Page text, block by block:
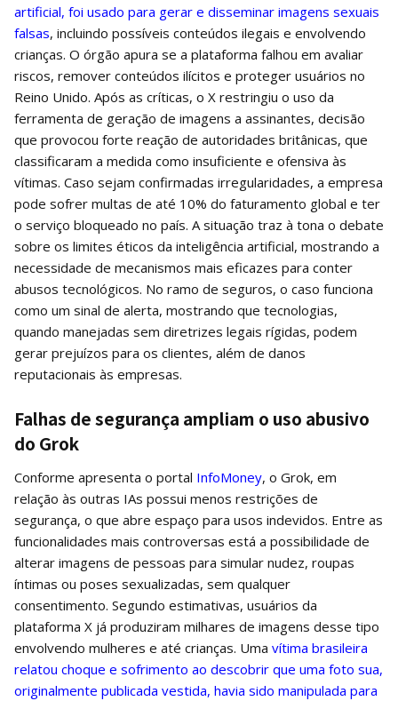
artificial, foi usado para gerar e disseminar imagens sexuais
falsas, incluindo possíveis conteúdos ilegais e envolvendo
crianças. O órgão apura se a plataforma falhou em avaliar
riscos, remover conteúdos ilícitos e proteger usuários no
Reino Unido. Após as críticas, o X restringiu o uso da
ferramenta de geração de imagens a assinantes, decisão
que provocou forte reação de autoridades britânicas, que
classificaram a medida como insuficiente e ofensiva às
vítimas. Caso sejam confirmadas irregularidades, a empresa
pode sofrer multas de até 10% do faturamento global e ter
o serviço bloqueado no país. A situação traz à tona o debate
sobre os limites éticos da inteligência artificial, mostrando a
necessidade de mecanismos mais eficazes para conter
abusos tecnológicos. No ramo de seguros, o caso funciona
como um sinal de alerta, mostrando que tecnologias,
quando manejadas sem diretrizes legais rígidas, podem
gerar prejuízos para os clientes, além de danos
reputacionais às empresas.
Falhas de segurança ampliam o uso abusivo
do Grok
Conforme apresenta o portal InfoMoney, o Grok, em
relação às outras IAs possui menos restrições de
segurança, o que abre espaço para usos indevidos. Entre as
funcionalidades mais controversas está a possibilidade de
alterar imagens de pessoas para simular nudez, roupas
íntimas ou poses sexualizadas, sem qualquer
consentimento. Segundo estimativas, usuários da
plataforma X já produziram milhares de imagens desse tipo
envolvendo mulheres e até crianças. Uma vítima brasileira
relatou choque e sofrimento ao descobrir que uma foto sua,
originalmente publicada vestida, havia sido manipulada para